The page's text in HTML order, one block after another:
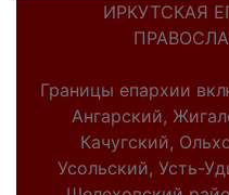
ИРКУТСКАЯ
Границы епархии
Ангарский,
Качугский,
Усольский, Усть-